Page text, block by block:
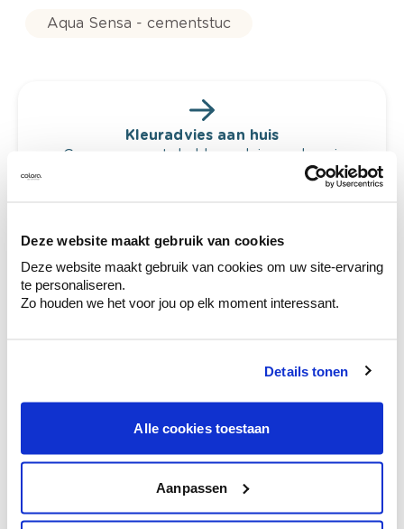
Deze website maakt gebruik van cookies
Deze website maakt gebruik van cookies om uw site-ervaring
te personaliseren.
Zo houden we het voor jou op elk moment interessant.
Details tonen
Alle cookies toestaan
Aanpassen
Aqua Sensa - cementstuc
Kleuradvies aan huis
Ga samen met de kleuradviseur door je
van je muren.
Bekijk je kleur in de winkel
Ontdek er kleurechte stalen van je
Bekijk er de bijhorende tinten om je kleur
te verfijnen.
Krijg persoonlijk advies om kleuren te
combineren.